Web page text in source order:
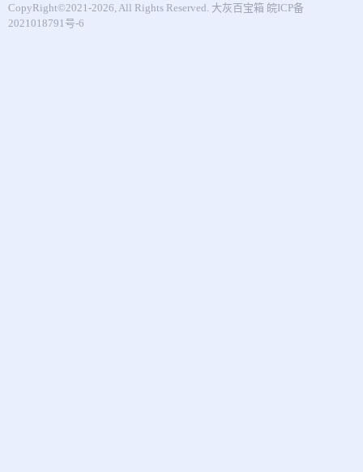
CopyRight©2021-2026, All Rights Reserved. 大灰百宝箱 皖ICP备
2021018791号-6